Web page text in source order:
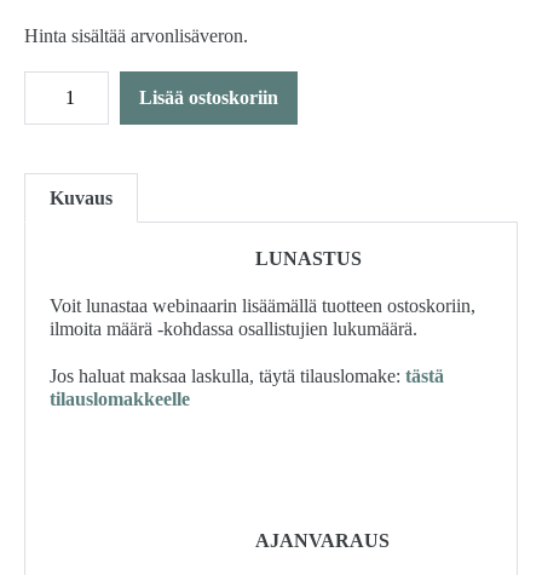
Hinta sisältää arvonlisäveron.
käytännönläheisesti
-
määrä
Lisää ostoskoriin
Kuvaus
LUNASTUS
Voit lunastaa webinaarin lisäämällä tuotteen ostoskoriin,
ilmoita määrä -kohdassa osallistujien lukumäärä.
Jos haluat maksaa laskulla, täytä tilauslomake: tästä
tilauslomakkeelle
AJANVARAUS